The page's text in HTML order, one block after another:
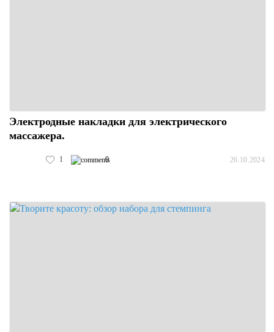
Электродные накладки для электрического
массажера.
1 0 26.10.2024